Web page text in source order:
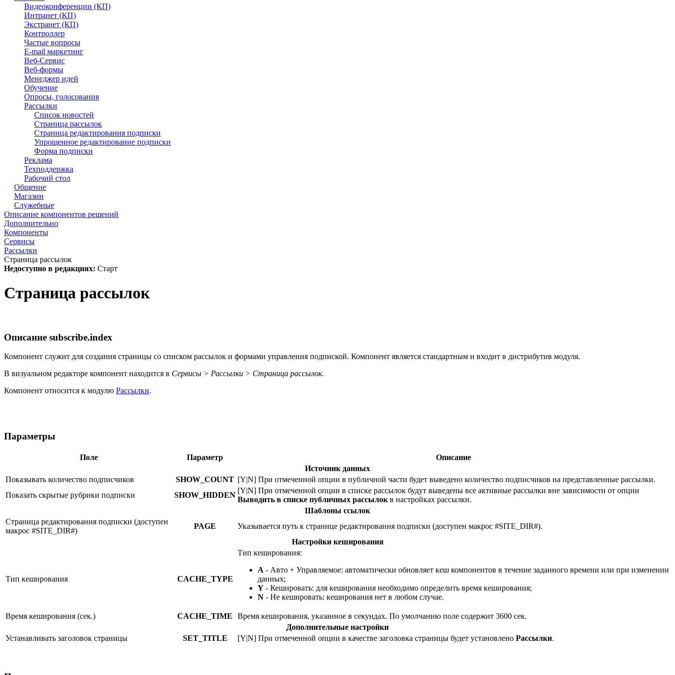
Видеоконференции (КП)
Интранет (КП)
Экстранет (КП)
Контроллер
Частые вопросы
E-mail маркетинг
Веб-Сервис
Веб-формы
Менеджер идей
Обучение
Опросы, голосования
Рассылки
Список новостей
Страница рассылок
Страница редактирования подписки
Упрощенное редактирование подписки
Форма подписки
Реклама
Техподдержка
Рабочий стол
Общение
Магазин
Служебные
Описание компонентов решений
Дополнительно
Компоненты
Сервисы
Рассылки
Страница рассылок
Недоступно в редакциях: Старт
Страница рассылок
Описание subscribe.index
Компонент служит для создания страницы со списком рассылок и формами управления подпиской. Компонент является стандартным и входит в дистрибутив модуля.
В визуальном редакторе компонент находится в Сервисы > Рассылки > Страница рассылок.
Компонент относится к модулю Рассылки.
Параметры
Поле Параметр
Описание
Источник данных
Показывать количество подписчиков
SHOW_COUNT [Y|N] При отмеченной опции в публичной части будет выведено количество подписчиков на представленные рассылки.
Показать скрытые рубрики подписки
SHOW_HIDDEN
[Y|N] При отмеченной опции в списке рассылок будут выведены все активные рассылки вне зависимости от опции
Выводить в списке публичных рассылок в настройках рассылки.
Шаблоны ссылок
Страница редактирования подписки (доступен
макрос #SITE_DIR#)
PAGE
Указывается путь к странице редактирования подписки (доступен макрос #SITE_DIR#).
Настройки кеширования
Тип кеширования CACHE_TYPE
Тип кеширования:
A - Авто + Управляемое: автоматически обновляет кеш компонентов в течение заданного времени или при изменении
данных;
Y - Кешировать: для кеширования необходимо определить время кеширования;
N - Не кешировать: кеширования нет в любом случае.
Время кеширования (сек.) CACHE_TIME
Время кеширования, указанное в секундах. По умолчанию поле содержит 3600 сек.
Дополнительные настройки
Устанавливать заголовок страницы
SET_TITLE [Y|N] При отмеченной опции в качестве заголовка страницы будет установлено Рассылки.